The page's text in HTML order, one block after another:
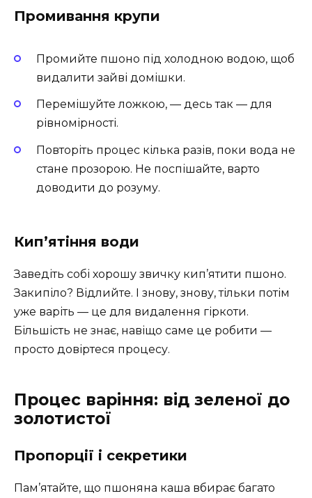
Промивання крупи
Промийте пшоно під холодною водою, щоб
видалити зайві домішки.
Перемішуйте ложкою, — десь так — для
рівномірності.
Повторіть процес кілька разів, поки вода не
стане прозорою. Не поспішайте, варто
доводити до розуму.
Кип’ятіння води
Заведіть собі хорошу звичку кип’ятити пшоно.
Закипіло? Відлийте. І знову, знову, тільки потім
уже варіть — це для видалення гіркоти.
Більшість не знає, навіщо саме це робити —
просто довіртеся процесу.
Процес варіння: від зеленої до
золотистої
Пропорції і секретики
Пам’ятайте, що пшоняна каша вбирає багато